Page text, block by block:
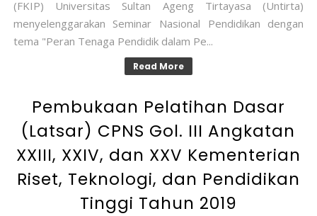
(FKIP) Universitas Sultan Ageng Tirtayasa (Untirta)
menyelenggarakan Seminar Nasional Pendidikan dengan
tema "Peran Tenaga Pendidik dalam Pe...
Read More
Pembukaan Pelatihan Dasar
(Latsar) CPNS Gol. III Angkatan
XXIII, XXIV, dan XXV Kementerian
Riset, Teknologi, dan Pendidikan
Tinggi Tahun 2019